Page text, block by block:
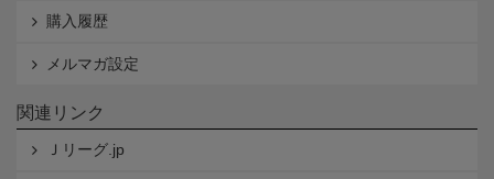
購入履歴
メルマガ設定
関連リンク
Ｊリーグ.jp